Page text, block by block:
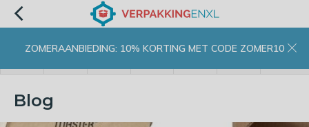
ZOMERAANBIEDING: 10% KORTING MET CODE ZOMER10
Blog